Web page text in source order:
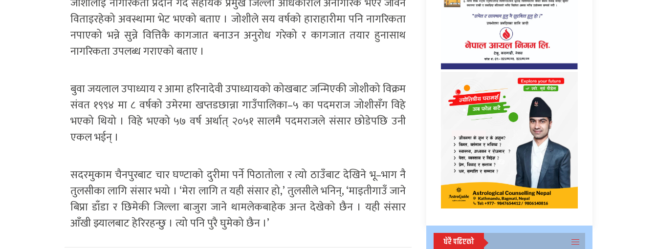
विताइरहेको अवस्थामा भेट भएको बताए । जोशीले सय वर्षको हाराहारीमा पनि नागरिकता
नपाएको भन्ने सुन्ने वित्तिकै कागजात बनाउन अनुरोध गरेको र कागजात तयार हुनासाथ
नागरिकता उपलब्ध गराएको बताए ।
बुवा जयलाल उपाध्याय र आमा हरिनादेवी उपाध्यायको कोखबाट जन्मिएकी जोशीको विक्रम
संवत १९९४ मा ८ वर्षको उमेरमा खप्तडछान्ना गाउँपालिका–५ का पदमराज जोशीसँग विहे
भएको थियो । विहे भएको ५७ वर्ष अर्थात् २०५१ सालमै पदमराजले संसार छोडेपछि उनी
एकल भईन् ।
सदरमुकाम चैनपुरबाट चार घण्टाको दुरीमा पर्ने पिठातोला र त्यो ठाउँबाट देखिने भू–भाग नै
तुलसीका लागि संसार भयो । ‘मेरा लागि त यही संसार हो,’ तुलसीले भनिन्, ‘माइतीगाउँ जाने
बिप्रा डाँडा र छिमेकी जिल्ला बाजुरा जाने थामलेकबाहेक अन्त देखेको छैन । यही संसार
आँखी झ्यालबाट हेरिरहन्छु । त्यो पनि पुरै घुमेको छैन ।’
धेरै पढिएको